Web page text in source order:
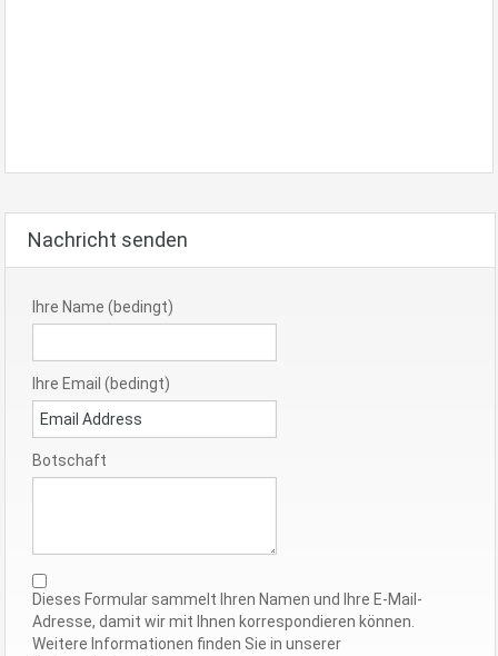
Nachricht senden
Ihre Name (bedingt)
Ihre Email (bedingt)
Botschaft
Dieses Formular sammelt Ihren Namen und Ihre E-Mail-
Adresse, damit wir mit Ihnen korrespondieren können.
Weitere Informationen finden Sie in unserer